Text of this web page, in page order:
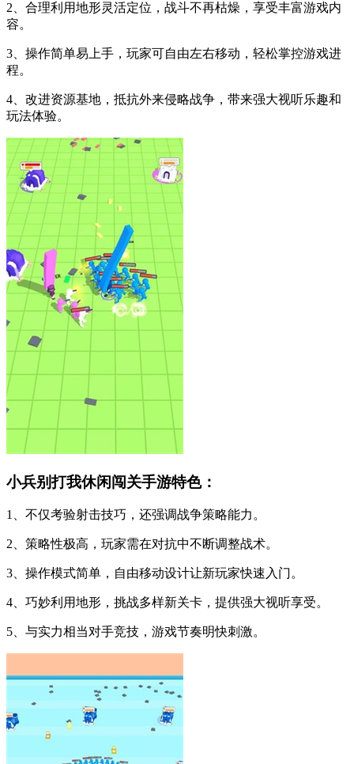
2、合理利用地形灵活定位，战斗不再枯燥，享受丰富游戏内
容。
3、操作简单易上手，玩家可自由左右移动，轻松掌控游戏进
程。
4、改进资源基地，抵抗外来侵略战争，带来强大视听乐趣和
玩法体验。
小兵别打我休闲闯关手游特色：
1、不仅考验射击技巧，还强调战争策略能力。
2、策略性极高，玩家需在对抗中不断调整战术。
3、操作模式简单，自由移动设计让新玩家快速入门。
4、巧妙利用地形，挑战多样新关卡，提供强大视听享受。
5、与实力相当对手竞技，游戏节奏明快刺激。